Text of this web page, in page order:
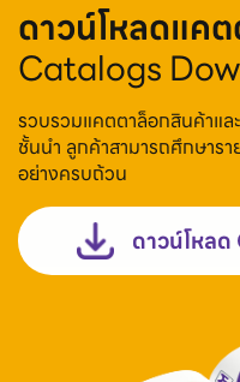
ดาวน์โหลดแค
Catalogs
รวบรวมแคตตาล็อกสินค้าแ
ชั้นนำ ลูกค้าสามารถศึกษารา
อย่างครบถ้วน
ดาวน์โหล